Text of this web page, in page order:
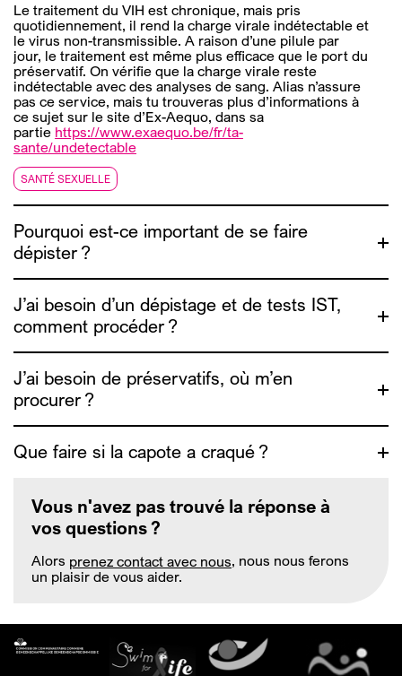
http://www.genrespluriels.be/-Traitements-
Hormonaux-TH-
http://www.genrespluriels.be/Guide-de-sante-
sexuelle
Le traitement du VIH est chronique, mais pris
quotidiennement, il rend la charge virale indétectable et
le virus non-transmissible. A raison d’une pilule par
jour, le traitement est même plus efficace que le port du
préservatif. On vérifie que la charge virale reste
indétectable avec des analyses de sang. Alias n’assure
pas ce service, mais tu trouveras plus d’informations à
ce sujet sur le site d’Ex-Aequo, dans sa
partie https://www.exaequo.be/fr/ta-
sante/undetectable
SANTÉ SEXUELLE
Pourquoi est-ce important de se faire
dépister ?
https://www.exaequo.be/fr/
J’ai besoin d’un dépistage et de tests IST,
comment procéder ?
J’ai besoin de préservatifs, où m’en
procurer ?
sexuels/#notions-de-base
https://www.zanzu.be/fr
Que faire si la capote a craqué ?
sexuels/#notions-de-base
https://www.exaequo.be/fr/safer-sex
Vous n'avez pas trouvé la réponse à
vos questions ?
Alors prenez contact avec nous, nous nous ferons
un plaisir de vous aider.